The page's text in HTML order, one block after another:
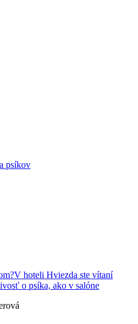
psíkov
hoteli Hviezda ste vítaní
o psíka, ako v salóne